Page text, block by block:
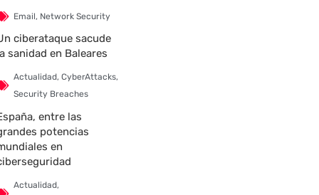
Email, Network Security
ciberataque sacude
sanidad en Baleares
Actualidad, CyberAttacks,
Security Breaches
entre las
potencias
en
Actualidad,